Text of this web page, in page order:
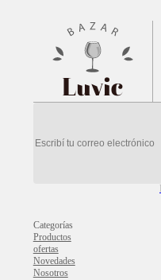
Luvic
Categorías
Productos
ofertas
Novedades
Nosotros